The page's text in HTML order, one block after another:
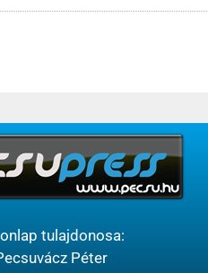
tulajdonosa:
Péter